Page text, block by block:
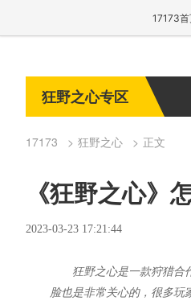
17173
狂野之心专区
17173 狂野之心 正文
《狂野之心》
2023-03-23 17:21:44
狂野之心是一款狩猎合
脸也是非常关心的，很多玩